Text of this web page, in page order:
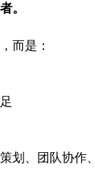
。
而是：
划、团队协作